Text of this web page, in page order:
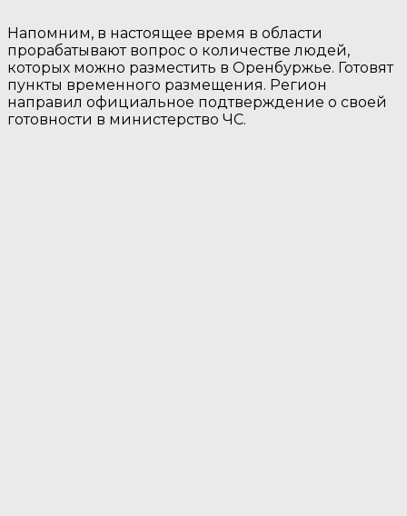
Напомним, в настоящее время в области
прорабатывают вопрос о количестве людей,
которых можно разместить в Оренбуржье. Готовят
пункты временного размещения. Регион
направил официальное подтверждение о своей
готовности в министерство ЧС.